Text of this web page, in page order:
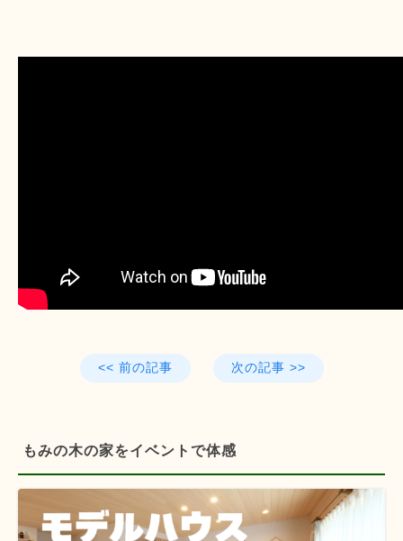
<< 前の記事 次の記事 >>
もみの木の家をイベントで体感